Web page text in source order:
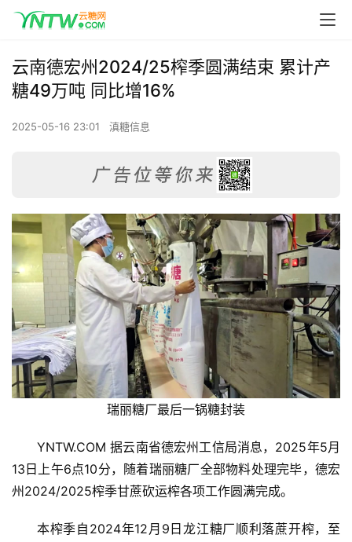
云南德宏州2024/25榨季圆满结束 累计产
糖49万吨 同比增16%
2025-05-16 23:01 滇糖信息
瑞丽糖厂最后一锅糖封装
YNTW.COM 据云南省德宏州工信局消息，2025年5月
13日上午6点10分，随着瑞丽糖厂全部物料处理完毕，德宏
州2024/2025榨季甘蔗砍运榨各项工作圆满完成。
本榨季自2024年12月9日龙江糖厂顺利落蔗开榨，至